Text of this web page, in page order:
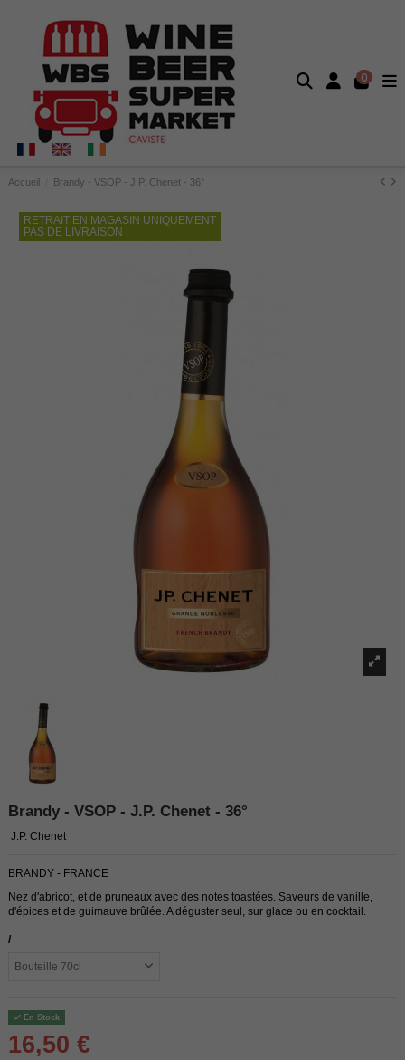
0
Accueil Brandy - VSOP - J.P. Chenet - 36°
RETRAIT EN MAGASIN UNIQUEMENT
PAS DE LIVRAISON
Brandy - VSOP - J.P. Chenet - 36°
J.P. Chenet
BRANDY - FRANCE
Nez d'abricot, et de pruneaux avec des notes toastées. Saveurs de vanille,
d'épices et de guimauve brûlée. A déguster seul, sur glace ou en cocktail.
/
En Stock
16,50 €